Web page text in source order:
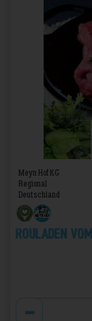
Meyn Hof KG
Regional
Deutschland
Rouladen